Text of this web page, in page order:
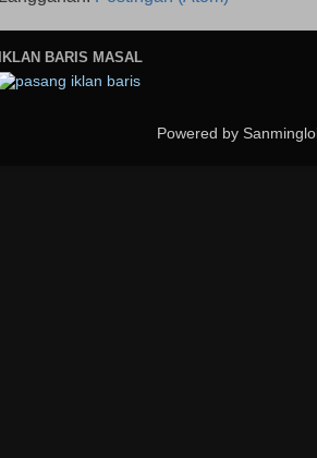
IKLAN BARIS MASAL
Powered by